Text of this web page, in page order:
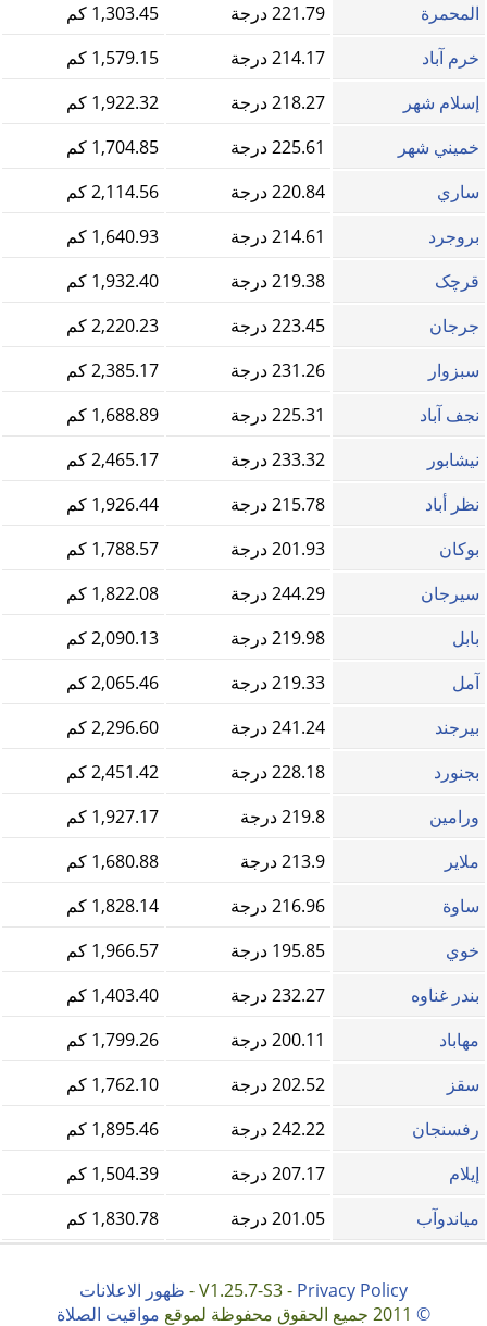
المحمرة
221.79 درجة
1,303.45 كم
خرم آباد
214.17 درجة
1,579.15 كم
إسلام شهر
218.27 درجة
1,922.32 كم
خميني شهر
225.61 درجة
1,704.85 كم
ساري
220.84 درجة
2,114.56 كم
بروجرد
214.61 درجة
1,640.93 كم
قرچک
219.38 درجة
1,932.40 كم
جرجان
223.45 درجة
2,220.23 كم
سبزوار
231.26 درجة
2,385.17 كم
نجف‌ آباد
225.31 درجة
1,688.89 كم
نيشابور
233.32 درجة
2,465.17 كم
نظر أباد
215.78 درجة
1,926.44 كم
بوكان
201.93 درجة
1,788.57 كم
سيرجان
244.29 درجة
1,822.08 كم
بابل
219.98 درجة
2,090.13 كم
آمل
219.33 درجة
2,065.46 كم
بیرجند
241.24 درجة
2,296.60 كم
بجنورد
228.18 درجة
2,451.42 كم
ورامین
219.8 درجة
1,927.17 كم
ملاير
213.9 درجة
1,680.88 كم
ساوة
216.96 درجة
1,828.14 كم
خوي
195.85 درجة
1,966.57 كم
بندر غناوه
232.27 درجة
1,403.40 كم
مهاباد
200.11 درجة
1,799.26 كم
سقز
202.52 درجة
1,762.10 كم
رفسنجان
242.22 درجة
1,895.46 كم
إيلام
207.17 درجة
1,504.39 كم
مياندوآب
201.05 درجة 1,830.78 كم
V1.25.7-S3 - Privacy Policy
- ظهور الاعلانات
©
مواقيت الصلاة